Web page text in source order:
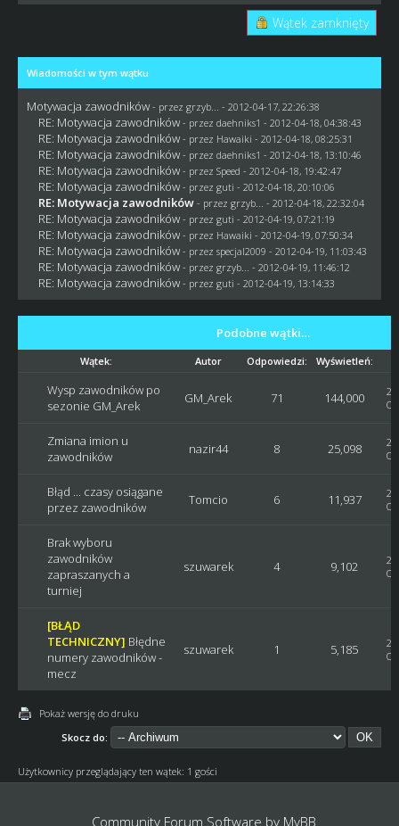
Wątek zamknięty
Wiadomości w tym wątku
Motywacja zawodników - przez grzyb... - 2012-04-17, 22:26:38
RE: Motywacja zawodników - przez daehniks1 - 2012-04-18, 04:38:43
RE: Motywacja zawodników - przez Hawaiki - 2012-04-18, 08:25:31
RE: Motywacja zawodników - przez daehniks1 - 2012-04-18, 13:10:46
RE: Motywacja zawodników - przez Speed - 2012-04-18, 19:42:47
RE: Motywacja zawodników - przez guti - 2012-04-18, 20:10:06
RE: Motywacja zawodników - przez grzyb... - 2012-04-18, 22:32:04
RE: Motywacja zawodników - przez guti - 2012-04-19, 07:21:19
RE: Motywacja zawodników - przez Hawaiki - 2012-04-19, 07:50:34
RE: Motywacja zawodników - przez specjal2009 - 2012-04-19, 11:03:43
RE: Motywacja zawodników - przez grzyb... - 2012-04-19, 11:46:12
RE: Motywacja zawodników - przez guti - 2012-04-19, 13:14:33
Podobne wątki…
Wątek: Autor Odpowiedzi: Wyświetleń:
Wysp zawodników po
sezonie GM_Arek
GM_Arek 71 144,000
Zmiana imion u
zawodników
nazir44 8 25,098
Błąd ... czasy osiągane
przez zawodników
Tomcio 6 11,937
Brak wyboru
zawodników
zapraszanych a
turniej
szuwarek 4 9,102
[BŁĄD
TECHNICZNY] Błędne
numery zawodników -
mecz
szuwarek 1 5,185
Pokaż wersję do druku
Skocz do:
Użytkownicy przeglądający ten wątek: 1 gości
Community Forum Software by MyBB